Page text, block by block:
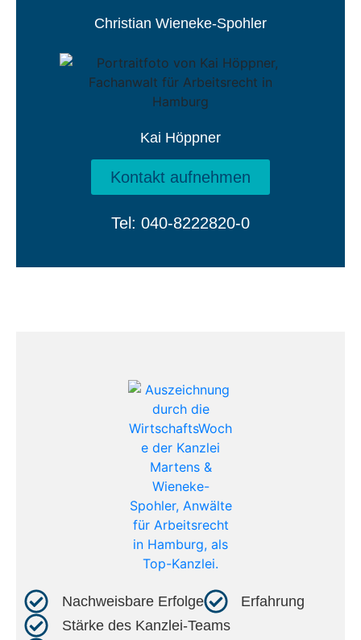
Christian Wieneke-Spohler
Kai Höppner
Kontakt aufnehmen
Tel: 040-8222820-0
Nachweisbare Erfolge​
Erfahrung​
Stärke des Kanzlei-Teams​